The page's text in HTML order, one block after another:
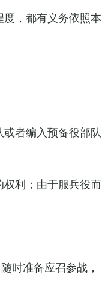
，都有义务依照本
者编入预备役部队
利；由于服兵役而
时准备应召参战，